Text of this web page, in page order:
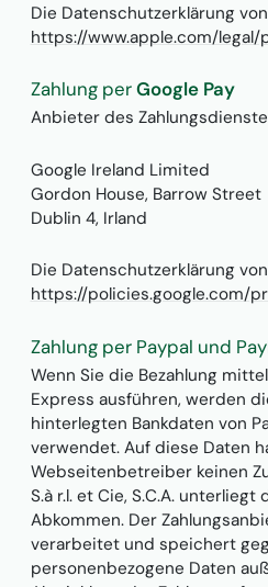
Die Datenschutzerklärung
https://www.apple.com/
Zahlung perGoogle Pay
Anbieter des
Google Ireland Limited
Gordon House, Barrow Street
Dublin 4, Irland
Die Datenschutzerklärung
https://policies.google.com/
Zahlung per Paypal und
Wenn Sie die Bezahlung
Express ausführen, werden
hinterlegten Bankdaten von
verwendet. Auf diese Daten
Webseitenbetreiber keinen
S.à r.l. et Cie, S.C.A. unterliegt
Abkommen. Der
verarbeitet und speichert
personenbezogene Daten